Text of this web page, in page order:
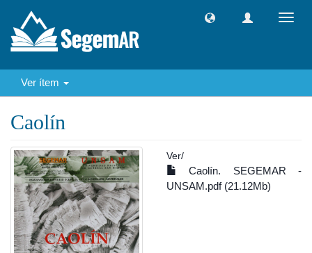
Ver ítem
Caolín
Ver/
Caolín. SEGEMAR -
UNSAM.pdf (21.12Mb)